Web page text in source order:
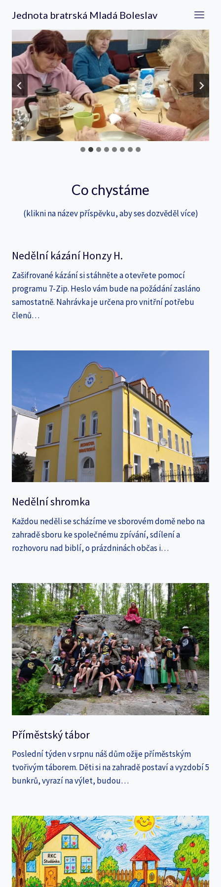
obsah
Jednota bratrská Mladá Boleslav
Co chystáme
(klikni na název příspěvku, aby ses dozvěděl více)
Nedělní kázání Honzy H.
Zašifrované kázání si stáhněte a otevřete pomocí
programu 7-Zip. Heslo vám bude na požádání zasláno
samostatně. Nahrávka je určena pro vnitřní potřebu
členů…
Nedělní shromka
Každou neděli se scházíme ve sborovém domě nebo na
zahradě sboru ke společnému zpívání, sdílení a
rozhovoru nad biblí, o prázdninách občas i…
Příměstský tábor
Poslední týden v srpnu náš dům ožije příměstským
tvořivým táborem. Děti si na zahradě postaví a vyzdobí 5
bunkrů, vyrazí na výlet, budou…